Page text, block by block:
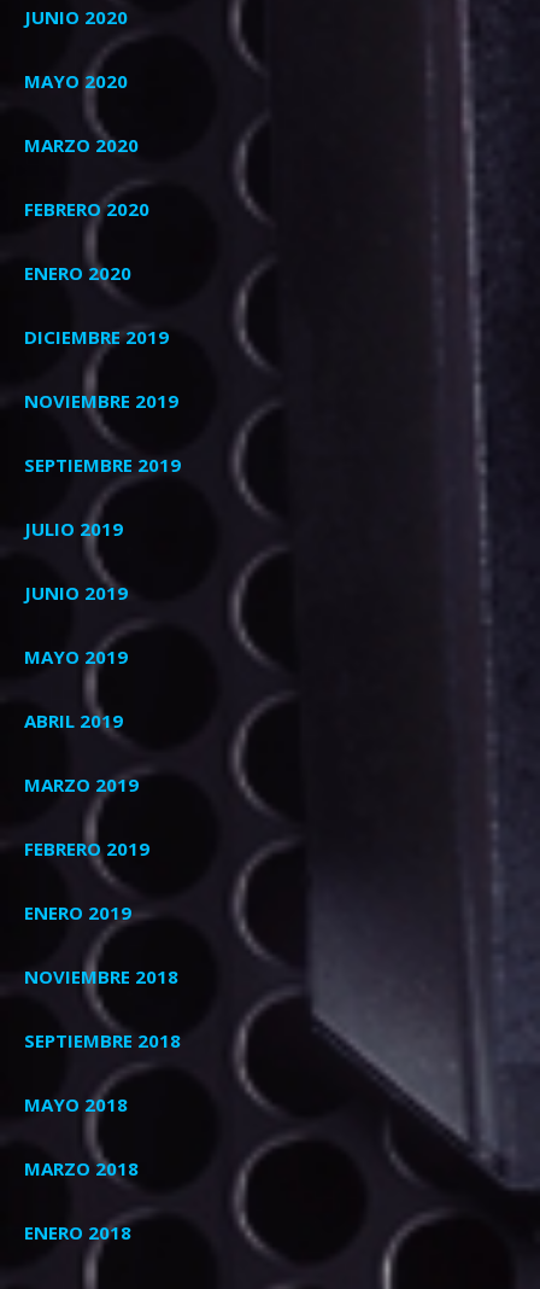
JUNIO 2020
MAYO 2020
MARZO 2020
FEBRERO 2020
ENERO 2020
DICIEMBRE 2019
NOVIEMBRE 2019
SEPTIEMBRE 2019
JULIO 2019
JUNIO 2019
MAYO 2019
ABRIL 2019
MARZO 2019
FEBRERO 2019
ENERO 2019
NOVIEMBRE 2018
SEPTIEMBRE 2018
MAYO 2018
MARZO 2018
ENERO 2018